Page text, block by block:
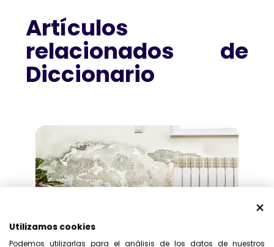
Artículos
relacionados de
Diccionario
Utilizamos cookies
Podemos utilizarlas para el análisis de los datos de nuestros